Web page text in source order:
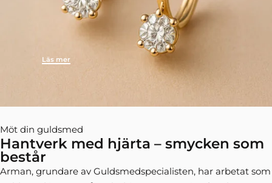
Läs mer
Möt din guldsmed
Hantverk med hjärta – smycken som
består
Arman, grundare av Guldsmedspecialisten, har arbetat som